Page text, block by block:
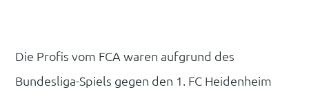
Die Profis vom FCA waren aufgrund des
Bundesliga-Spiels gegen den 1. FC Heidenheim